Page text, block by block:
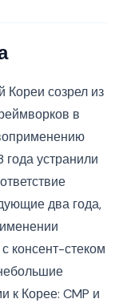
созрел из
в
устранили
два года,
консент-стеком
к Корее: CMP и